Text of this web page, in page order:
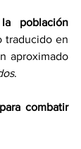
población
traducido en
aproximado
.
combatir